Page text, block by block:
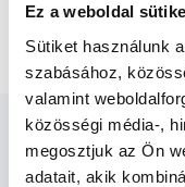
Ez a weboldal
Sütiket használunk
szabásához,
valamint
közösségi média-,
megosztjuk az Ön
adatait, akik
Bőrgyógyászati